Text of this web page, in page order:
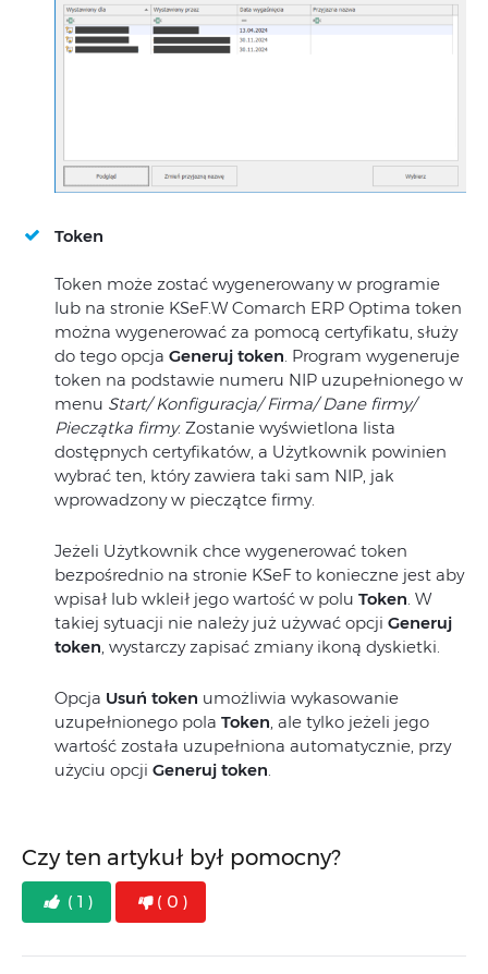
Token
Token może zostać wygenerowany w programie
lub na stronie KSeF.W Comarch ERP Optima token
można wygenerować za pomocą certyfikatu, służy
do tego opcja Generuj token. Program wygeneruje
token na podstawie numeru NIP uzupełnionego w
menu Start/ Konfiguracja/ Firma/ Dane firmy/
Pieczątka firmy. Zostanie wyświetlona lista
dostępnych certyfikatów, a Użytkownik powinien
wybrać ten, który zawiera taki sam NIP, jak
wprowadzony w pieczątce firmy.
Jeżeli Użytkownik chce wygenerować token
bezpośrednio na stronie KSeF to konieczne jest aby
wpisał lub wkleił jego wartość w polu Token. W
takiej sytuacji nie należy już używać opcji Generuj
token, wystarczy zapisać zmiany ikoną dyskietki.
Opcja Usuń token umożliwia wykasowanie
uzupełnionego pola Token, ale tylko jeżeli jego
wartość została uzupełniona automatycznie, przy
użyciu opcji Generuj token.
Czy ten artykuł był pomocny?
( 1 ) ( 0 )